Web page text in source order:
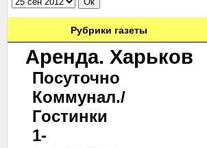
Рубрики газеты
Аренда. Харьков
Посуточно
Коммунал./
Гостинки
1-